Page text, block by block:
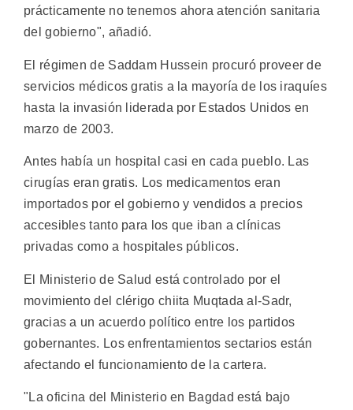
prácticamente no tenemos ahora atención sanitaria
del gobierno", añadió.
El régimen de Saddam Hussein procuró proveer de
servicios médicos gratis a la mayoría de los iraquíes
hasta la invasión liderada por Estados Unidos en
marzo de 2003.
Antes había un hospital casi en cada pueblo. Las
cirugías eran gratis. Los medicamentos eran
importados por el gobierno y vendidos a precios
accesibles tanto para los que iban a clínicas
privadas como a hospitales públicos.
El Ministerio de Salud está controlado por el
movimiento del clérigo chiita Muqtada al-Sadr,
gracias a un acuerdo político entre los partidos
gobernantes. Los enfrentamientos sectarios están
afectando el funcionamiento de la cartera.
"La oficina del Ministerio en Bagdad está bajo